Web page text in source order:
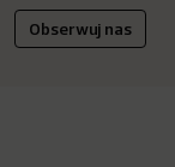
Obserwuj nas